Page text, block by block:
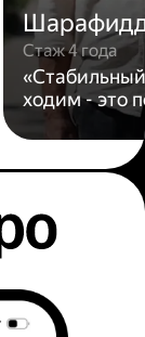
Стаж 4 года
ходим - это